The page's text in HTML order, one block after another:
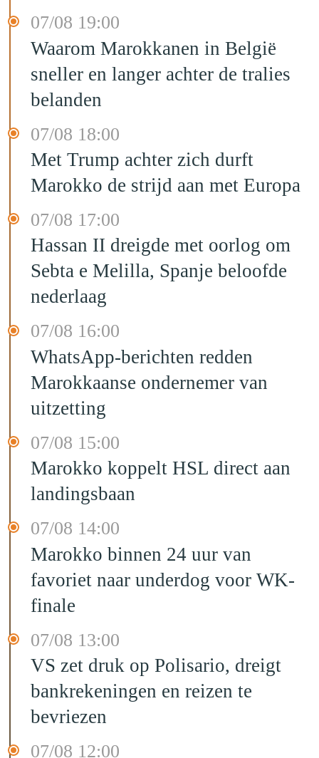
07/08 19:00
Waarom Marokkanen in België
sneller en langer achter de tralies
belanden
07/08 18:00
Met Trump achter zich durft
Marokko de strijd aan met Europa
07/08 17:00
Hassan II dreigde met oorlog om
Sebta e Melilla, Spanje beloofde
nederlaag
07/08 16:00
WhatsApp-berichten redden
Marokkaanse ondernemer van
uitzetting
07/08 15:00
Marokko koppelt HSL direct aan
landingsbaan
07/08 14:00
Marokko binnen 24 uur van
favoriet naar underdog voor WK-
finale
07/08 13:00
VS zet druk op Polisario, dreigt
bankrekeningen en reizen te
bevriezen
07/08 12:00